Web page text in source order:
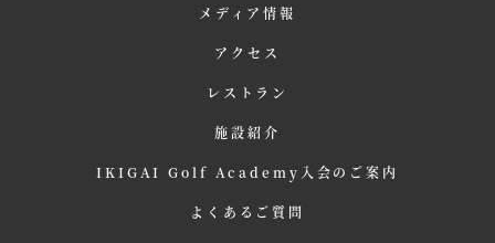
メディア情報
アクセス
レストラン
施設紹介
IKIGAI Golf Academy入会のご案内
よくあるご質問